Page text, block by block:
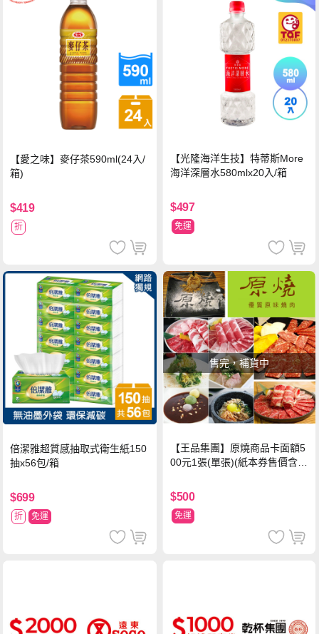
【愛之味】麥仔茶590ml(24入/
箱)
$419
折
【光隆海洋生技】特蒂斯More
海洋深層水580mlx20入/箱
$497
免運
倍潔雅超質感抽取式衛生紙150
抽x56包/箱
$699
折 免運
售完，補貨中
【王品集團】原燒商品卡面額5
00元1張(單張)(紙本券售價含平
$500
免運